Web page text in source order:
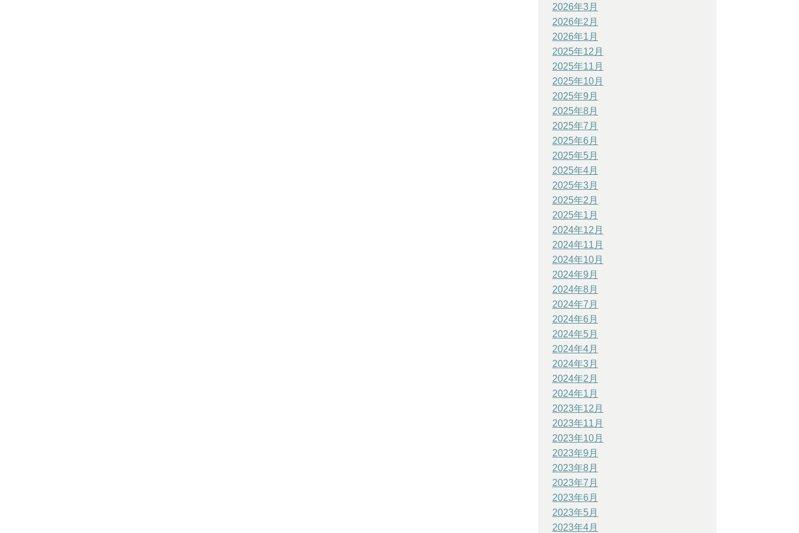
2026年3月
2026年2月
2026年1月
2025年12月
2025年11月
2025年10月
2025年9月
2025年8月
2025年7月
2025年6月
2025年5月
2025年4月
2025年3月
2025年2月
2025年1月
2024年12月
2024年11月
2024年10月
2024年9月
2024年8月
2024年7月
2024年6月
2024年5月
2024年4月
2024年3月
2024年2月
2024年1月
2023年12月
2023年11月
2023年10月
2023年9月
2023年8月
2023年7月
2023年6月
2023年5月
2023年4月